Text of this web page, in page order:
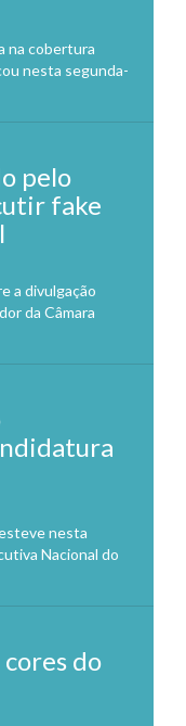
na cobertura
nesta segunda-
pelo
fake
a divulgação
da Câmara
nesta
Nacional do
do